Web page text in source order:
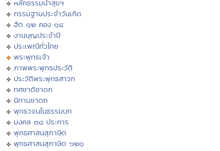
หลักธรรมนำสุขฯ
กรรมฐานประจำวันเกิด
ฮีต ๑๒ คอง ๑๔
งานบุญประจำปี
ประเพณีทั่วไทย
พระพุทธเจ้า
ภาพพระพุทธประวัติ
ประวัติพระพุทธสาวก
ทศชาติชาดก
นิทานชาดก
พุทธวจนในธรรมบท
มงคล ๓๘ ประการ
พุทธศาสนสุภาษิต
พุทธศาสนสุภาษิต ๖๒๑